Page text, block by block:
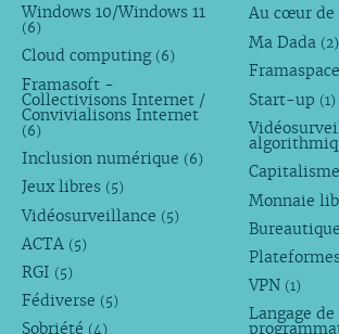
Windows 10/Windows 11
(6)
Cloud computing (6)
Framasoft -
Collectivisons Internet /
Convivialisons Internet
(6)
Inclusion numérique (6)
Jeux libres (5)
Vidéosurveillance (5)
ACTA (5)
RGI (5)
Fédiverse (5)
Sobriété (4)
Au cœur de
Ma Dada (2)
Framaspace
Start-up (1)
Capitalisme
Monnaie
VPN (1)
Langage de